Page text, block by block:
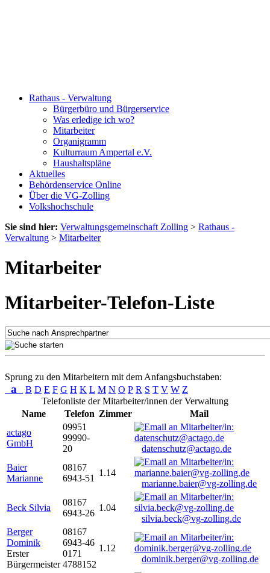
Rathaus - Verwaltung
Bürgerbüro und Bürgerservice
Was erledige ich wo?
Mitarbeiter
Organigramm
Kulturraum Ampertal e.V.
Haushaltspläne
Aktuelles
Behördenservice Online
Über die VG-Zolling
Volkshochschule
Sie sind hier: Verwaltungsgemeinschaft Zolling > Rathaus -
Verwaltung > Mitarbeiter
Mitarbeiter
Mitarbeiter-Telefon-Liste
Sprung zu den Mitarbeitern mit dem Anfangsbuchstaben:
a B D E F G H K L M N O P R S T V W Z
Telefonliste der Mitarbeiter/innen der Verwaltung
Name
Telefon Zimmer
Mail
actago
GmbH
09951
99990-
20
datenschutz@actago.de
Baier
Marianne
08167
6943-51
1.14
marianne.baier@vg-zolling.de
Beck Silvia
08167
6943-26
1.04
silvia.beck@vg-zolling.de
Berger
Dominik
Erster
Bürgermeister
08167
6943-46
0171
4788152
1.12
dominik.berger@vg-zolling.de